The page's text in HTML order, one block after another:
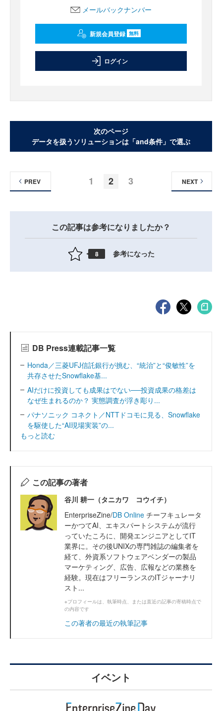
メールバックナンバー
新規会員登録 無料
ログイン
次のページ
データを扱うソリューションは「and条件」で選ぶ
1 2 3
PREV NEXT
この記事は参考になりましたか？
8 参考になった
DB Press連載記事一覧
Honda／三菱UFJ信託銀行が挑む、“統治”と“俊敏性”を
共存させたSnowflake基...
AIだけに投資しても成果はでない──投資成果の格差は
なぜ生まれるのか？ 実態調査が浮き彫り...
パナソニック コネクト／NTTドコモに見る、Snowflake
を駆使した“AI現場実装”の...
もっと読む
この記事の著者
谷川 耕一（タニカワ コウイチ）
EnterpriseZine/DB Online チーフキュレータ
ーかつてAI、エキスパートシステムが流行
っていたころに、開発エンジニアとしてIT
業界に。その後UNIXの専門雑誌の編集者を
経て、外資系ソフトウェアベンダーの製品
マーケティング、広告、広報などの業務を
経験。現在はフリーランスのITジャーナリ
スト...
※プロフィールは、執筆時点、または直近の記事の寄稿時点で
の内容です
この著者の最近の執筆記事
イベント